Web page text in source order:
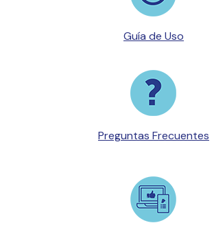
Guía de Uso
Preguntas Frecuentes